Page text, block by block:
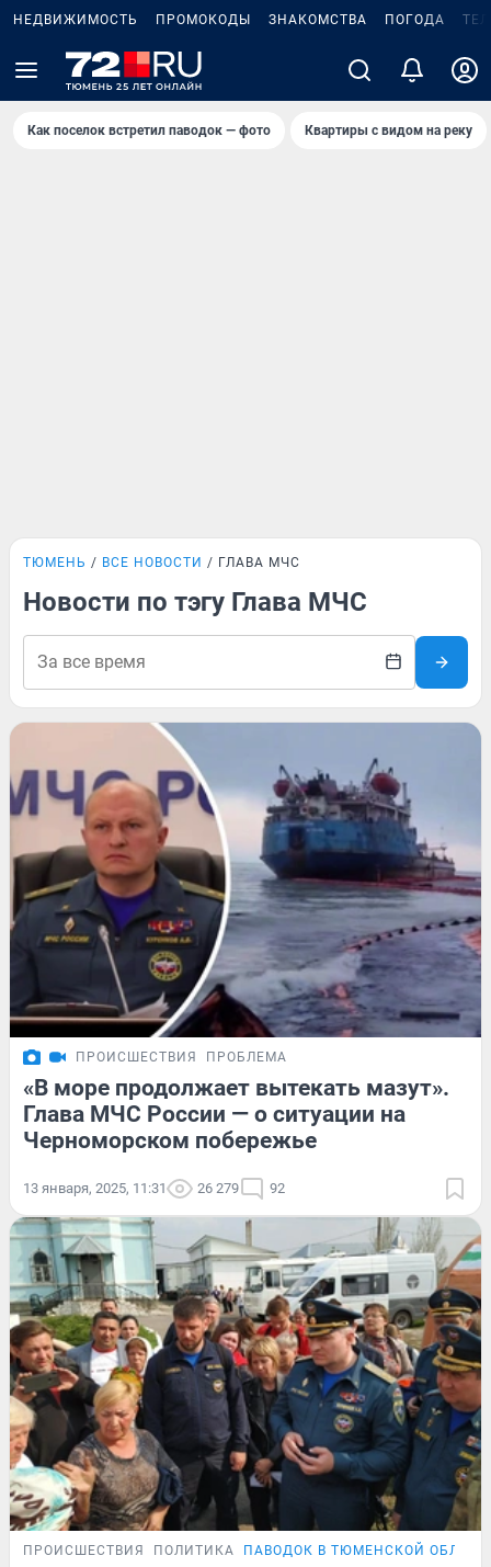
НЕДВИЖИМОСТЬ ПРОМОКОДЫ ЗНАКОМСТВА ПОГОДА
Как поселок встретил паводок — фото Квартиры с видом на реку
ТЮМЕНЬ ВСЕ НОВОСТИ ГЛАВА МЧС
Новости по тэгу Глава МЧС
ПРОИСШЕСТВИЯ ПРОБЛЕМА
«В море продолжает вытекать мазут».
Глава МЧС России — о ситуации на
Черноморском побережье
13 января, 2025, 11:31 26 279 92
ПРОИСШЕСТВИЯ ПОЛИТИКА ПАВОДОК В ТЮМЕНСКОЙ